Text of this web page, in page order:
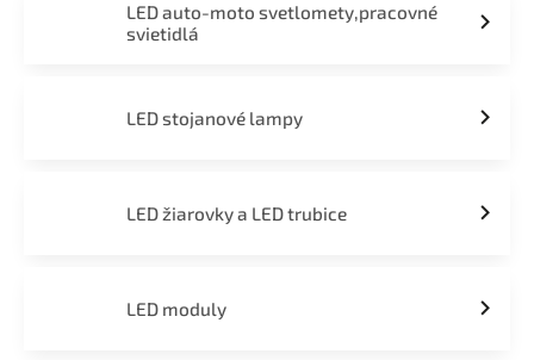
LED auto-moto svetlomety,pracovné
svietidlá
LED stojanové lampy
LED žiarovky a LED trubice
LED moduly